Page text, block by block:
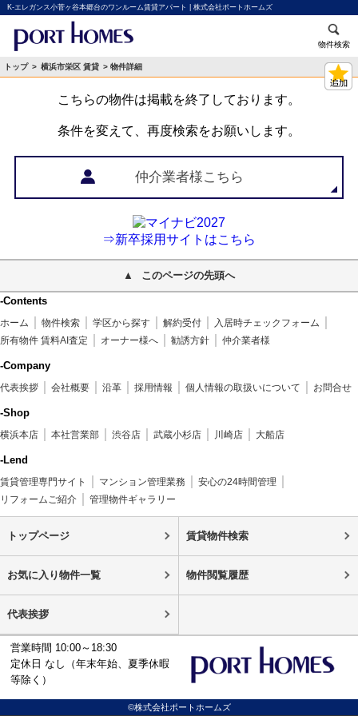
K-エレガンス小菅ヶ谷本郷台のワンルーム賃貸アパート | 株式会社ポートホームズ
物件検索
トップ > 横浜市栄区 賃貸 > 物件詳細
こちらの物件は掲載を終了しております。
条件を変えて、再度検索をお願いします。
仲介業者様こちら
⇒新卒採用サイトはこちら
このページの先頭へ
-Contents
ホーム 物件検索 学区から探す 解約受付
入居時チェックフォーム
所有物件 賃料AI査定
オーナー様へ 勧誘方針 仲介業者様
-Company
代表挨拶 会社概要 沿革 採用情報 個人情報の取扱いについて お問合せ
-Shop
横浜本店 本社営業部 渋谷店 武蔵小杉店 川崎店 大船店
-Lend
賃貸管理専門サイト マンション管理業務
安心の24時間管理
リフォームご紹介
管理物件ギャラリー
トップページ 賃貸物件検索
お気に入り物件一覧 物件閲覧履歴
代表挨拶
営業時間 10:00～18:30
定休日 なし（年末年始、夏季休暇
等除く）
©株式会社ポートホームズ